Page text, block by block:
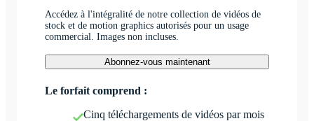
Accédez à l'intégralité de notre collection de vidéos de
stock et de motion graphics autorisés pour un usage
commercial. Images non incluses.
Abonnez-vous maintenant
Le forfait comprend :
Cinq téléchargements de vidéos par mois